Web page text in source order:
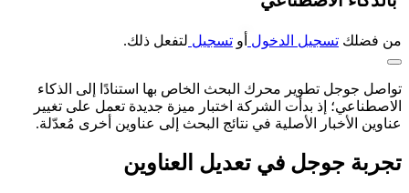
من فضلك تسجيل الدخول أو تسجيل لتفعل ذلك.
تواصل جوجل تطوير محرك البحث الخاص بها استنادًا إلى الذكاء
الاصطناعي؛ إذ بدأت الشركة اختبار ميزة جديدة تعمل على تغيير
عناوين الأخبار الأصلية في نتائج البحث إلى عناوين أخرى مُعدّلة.
تجربة جوجل في تعديل العناوين